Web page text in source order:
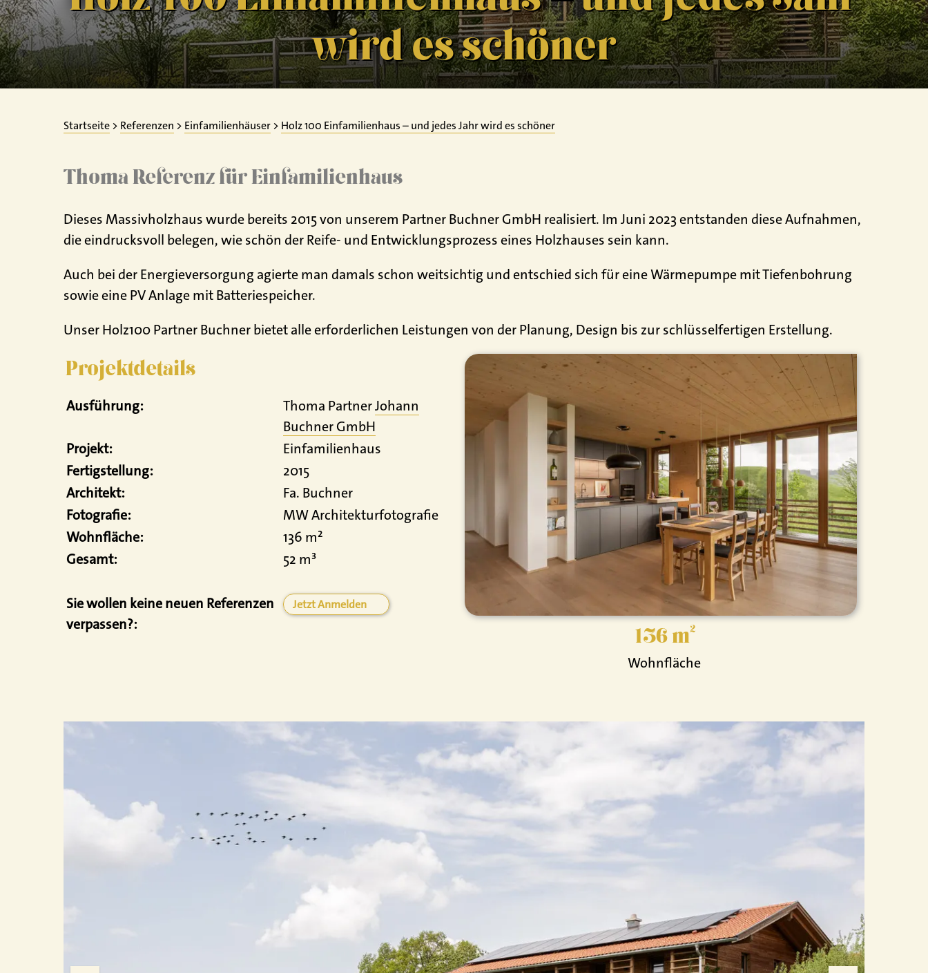
wird es schöner
Startseite > Referenzen > Einfamilienhäuser > Holz 100 Einfamilienhaus – und jedes Jahr wird es schöner
Thoma Referenz für Einfamilienhaus
Dieses Massivholzhaus wurde bereits 2015 von unserem Partner Buchner GmbH realisiert. Im Juni 2023 entstanden diese Aufnahmen,
die eindrucksvoll belegen, wie schön der Reife- und Entwicklungsprozess eines Holzhauses sein kann.
Auch bei der Energieversorgung agierte man damals schon weitsichtig und entschied sich für eine Wärmepumpe mit Tiefenbohrung
sowie eine PV Anlage mit Batteriespeicher.
Unser Holz100 Partner Buchner bietet alle erforderlichen Leistungen von der Planung, Design bis zur schlüsselfertigen Erstellung.
Projektdetails
Ausführung: Thoma PartnerJohann
Buchner GmbH
Projekt:
Einfamilienhaus
Fertigstellung:
2015
Architekt:
Fa. Buchner
Fotografie:
MW Architekturfotografie
Wohnfläche:
136 m²
Gesamt:
52 m³
Sie wollen keine neuen Referenzen
verpassen?:
Jetzt Anmelden
136 m²
Wohnfläche